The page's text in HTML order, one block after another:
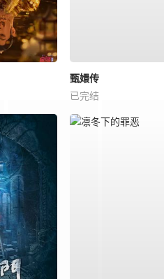
甄嬛传
已完结